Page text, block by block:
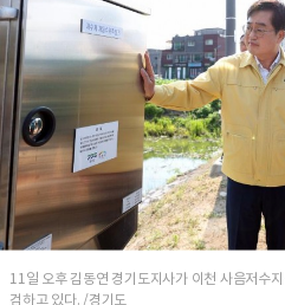
11일 오후 김동연 경기도지사가 이천 사음저수
검하고 있다. /경기도